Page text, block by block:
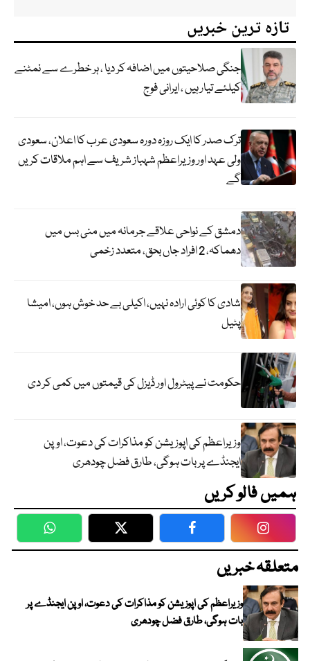
تازہ ترین خبریں
جنگی صلاحیتوں میں اضافہ کر دیا ، ہر خطرے سے نمٹنے
کیلئے تیار ہیں ، ایرانی فوج
ترک صدر کا ایک روزہ دورہ سعودی عرب کا اعلان، سعودی
ولی عہد اور وزیراعظم شہباز شریف سے اہم ملاقات کریں
گے
دمشق کے نواحی علاقے جرمانہ میں منی بس میں
دھماکہ، 2 افراد جاں بحق، متعدد زخمی
شادی کا کوئی ارادہ نہیں، اکیلی بے حد خوش ہوں، امیشا
پٹیل
حکومت نے پیٹرول اور ڈیزل کی قیمتوں میں کمی کر دی
وزیراعظم کی اپوزیشن کو مذاکرات کی دعوت، اوپن
ایجنڈے پر بات ہوگی، طارق فضل چودھری
ہمیں فالو کریں
WhatsApp Twitter Facebook
متعلقہ خبریں
وزیراعظم کی اپوزیشن کو مذاکرات کی دعوت، اوپن ایجنڈے پر
بات ہوگی، طارق فضل چودھری